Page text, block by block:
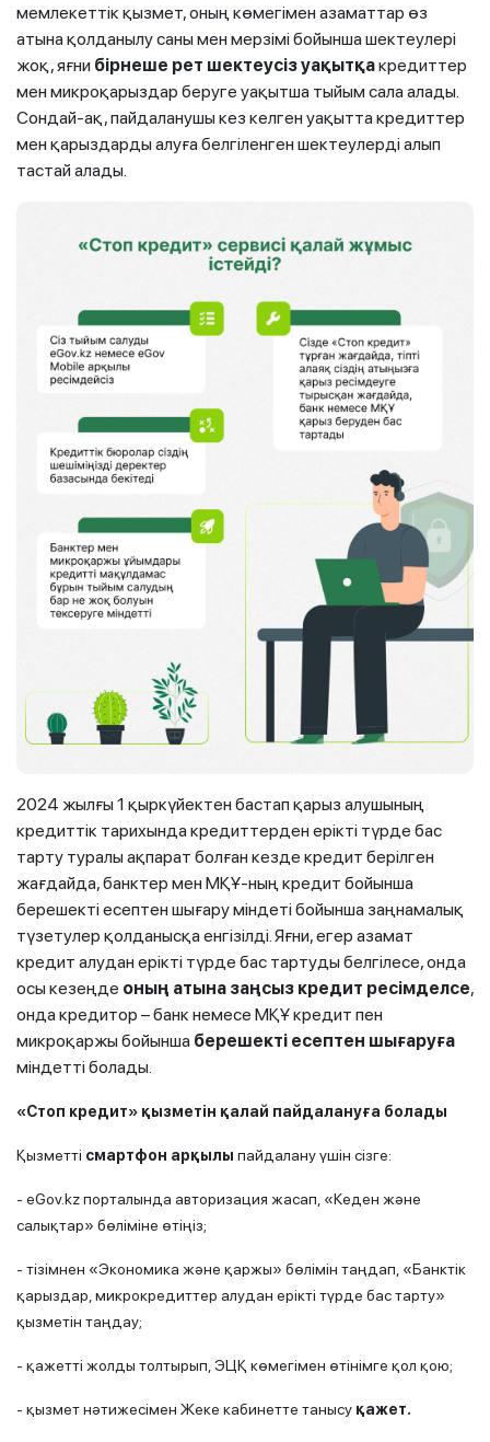
мемлекеттік қызмет, оның көмегімен азаматтар өз
атына қолданылу саны мен мерзімі бойынша шектеулері
жоқ, яғни бірнеше рет шектеусізуақытқакредиттер
мен микроқарыздар беруге уақытша тыйым сала алады.
Сондай-ақ, пайдаланушы кез келген уақытта кредиттер
мен қарыздарды алуға белгіленген шектеулерді алып
тастай алады.
2024 жылғы 1 қыркүйектен бастап қарыз алушының
кредиттік тарихында кредиттерден ерікті түрде бас
тарту туралы ақпарат болған кезде кредит берілген
жағдайда, банктер мен МҚҰ-ның кредит бойынша
берешекті есептен шығару міндеті бойынша заңнамалық
түзетулер қолданысқа енгізілді. Яғни, егер азамат
кредит алудан ерікті түрде бас тартуды белгілесе, онда
осы кезеңде оның атына заңсыз кредит ресімделсе,
онда кредитор – банк немесе МҚҰ кредит пен
микроқаржы бойынша берешекті есептен шығаруға
міндетті болады.
«Стоп кредит» қызметін қалай пайдалануға болады
Қызметті смартфон арқылы пайдалану үшін сізге:
- eGov.kz порталында авторизация жасап, «Кеден және
салықтар» бөліміне өтіңіз;
- тізімнен «Экономика және қаржы» бөлімін таңдап, «Банктік
қарыздар, микрокредиттер алудан ерікті түрде бас тарту»
қызметін таңдау;
- қажетті жолды толтырып, ЭЦҚ көмегімен өтінімге қол қою;
- қызмет нәтижесімен Жеке кабинетте танысу қажет.